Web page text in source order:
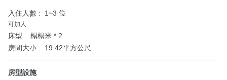
入住人數 : 1~3 位
可加人
床型 : 榻榻米 * 2
房間大小 :
19.42平方公尺
房型設施